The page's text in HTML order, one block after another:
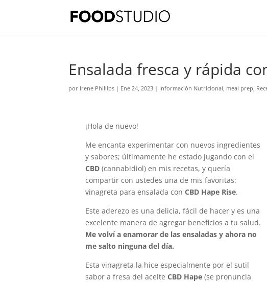
Ensalada fresca y rápida
por Irene Phillips | Ene 24, 2023 | Información Nutricional, meal prep,
¡Hola de nuevo!
Me encanta experimentar con nuevos ingredientes
y sabores; últimamente he estado jugando con el
CBD (cannabidiol) en mis recetas, y quería
compartir con ustedes una de mis favoritas:
vinagreta para ensalada conCBD Hape Rise.
Este aderezo es una delicia, fácil de hacer y es una
excelente manera de agregar beneficios a tu salud.
Me volví a enamorar de las ensaladas y ahora no
me salto ninguna del día.
Esta vinagreta la hice especialmente por el sutil
sabor a fresa del aceiteCBD Hape (se pronuncia